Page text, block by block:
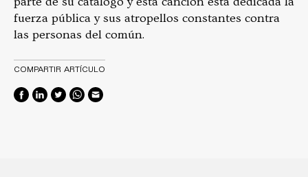
fuerza pública y sus atropellos constantes contra
las personas del común.
COMPARTIR ARTÍCULO